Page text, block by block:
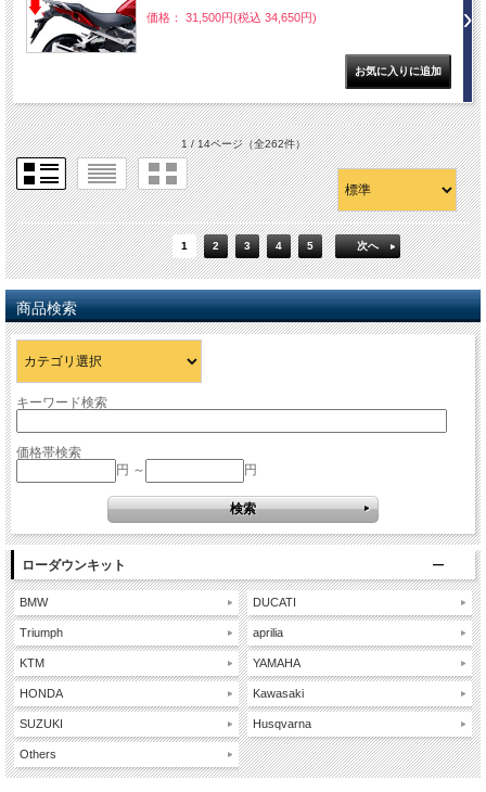
価格： 31,500円(税込 34,650円)
1 / 14ページ（全262件）
1 2 3 4 5 次へ
商品検索
キーワード検索
価格帯検索
円 ～
円
ローダウンキット
BMW
Triumph
KTM
HONDA
SUZUKI
Others
DUCATI
aprilia
YAMAHA
Kawasaki
Husqvarna